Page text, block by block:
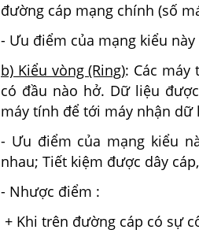
đường cáp mạng chính (số
- Ưu điểm của mạng kiểu
b) Kiểu vòng (Ring): Các
có đầu nào hở. Dữ liệu
máy tính để tới máy nhận dữ
- Ưu điểm của mạng kiểu
nhau; Tiết kiệm được dây
- Nhược điểm :
+ Khi trên đường cáp có sự